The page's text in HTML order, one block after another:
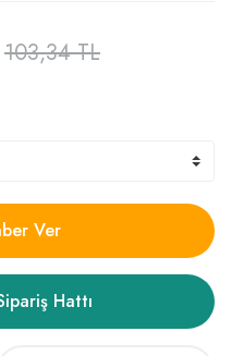
103,34 TL
Ver
Hattı